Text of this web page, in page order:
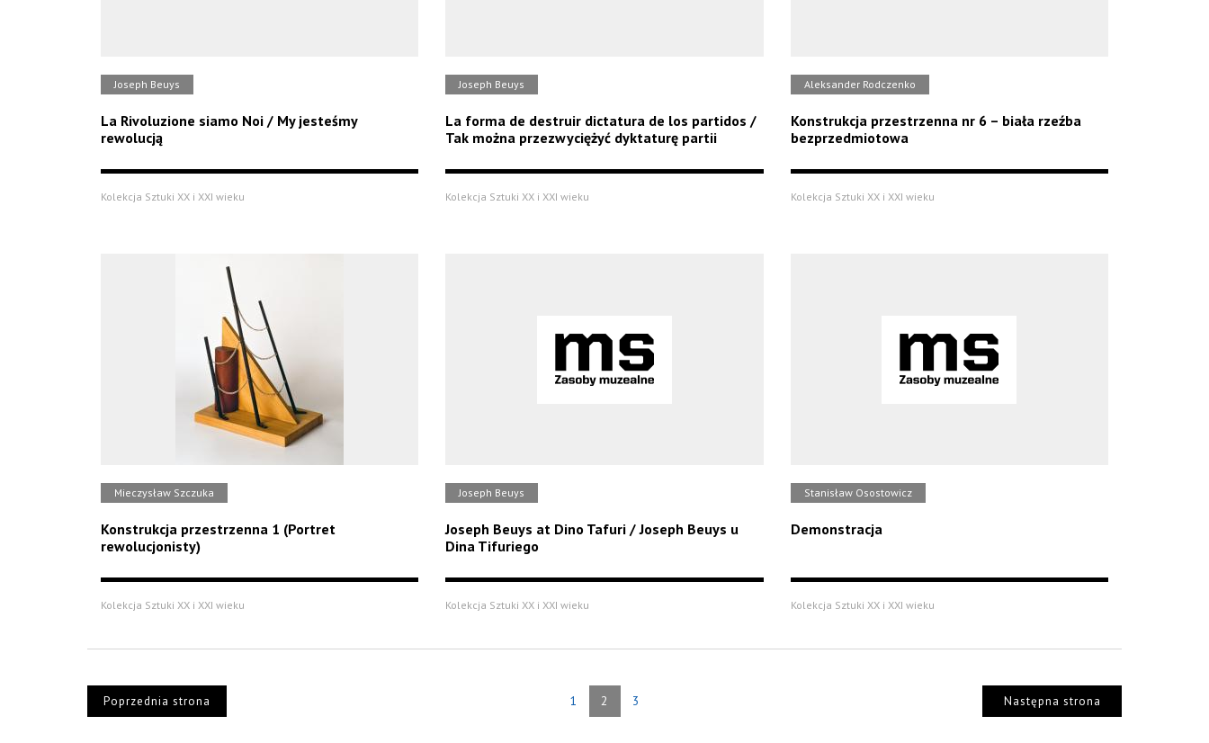
Joseph Beuys
La Rivoluzione siamo Noi / My jesteśmy
rewolucją
Kolekcja Sztuki XX i XXI wieku
Joseph Beuys
La forma de destruir dictatura de los partidos /
Tak można przezwyciężyć dyktaturę partii
Kolekcja Sztuki XX i XXI wieku
Aleksander Rodczenko
Konstrukcja przestrzenna nr 6 – biała rzeźba
bezprzedmiotowa
Kolekcja Sztuki XX i XXI wieku
Mieczysław Szczuka
Konstrukcja przestrzenna 1 (Portret
rewolucjonisty)
Kolekcja Sztuki XX i XXI wieku
Joseph Beuys
Joseph Beuys at Dino Tafuri / Joseph Beuys u
Dina Tifuriego
Kolekcja Sztuki XX i XXI wieku
Stanisław Osostowicz
Demonstracja
Kolekcja Sztuki XX i XXI wieku
Poprzednia strona 1 2 3 Następna strona